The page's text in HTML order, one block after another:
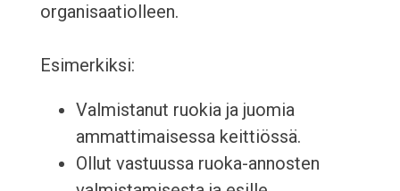
organisaatiolleen.
Esimerkiksi:
Valmistanut ruokia ja juomia
ammattimaisessa keittiössä.
Ollut vastuussa ruoka-annosten